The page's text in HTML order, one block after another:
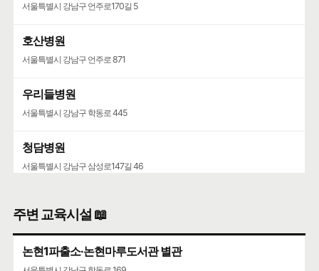
서울특별시 강남구 언주로170길 5
호산병원
서울특별시 강남구 언주로 871
우리들병원
서울특별시 강남구 학동로 445
청담병원
서울특별시 강남구 삼성로147길 46
주변 교육시설 📖
논현1파출소·논현마루도서관 별관